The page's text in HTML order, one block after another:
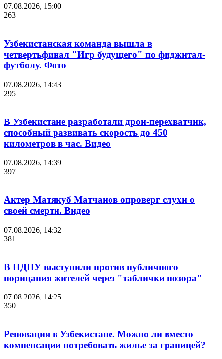
07.08.2026, 15:00
263
Узбекистанская команда вышла в
четвертьфинал "Игр будущего" по фиджитал-
футболу. Фото
07.08.2026, 14:43
295
В Узбекистане разработали дрон-перехватчик,
способный развивать скорость до 450
километров в час. Видео
07.08.2026, 14:39
397
Актер Матякуб Матчанов опроверг слухи о
своей смерти. Видео
07.08.2026, 14:32
381
В НДПУ выступили против публичного
порицания жителей через "таблички позора"
07.08.2026, 14:25
350
Реновация в Узбекистане. Можно ли вместо
компенсации потребовать жилье за границей?